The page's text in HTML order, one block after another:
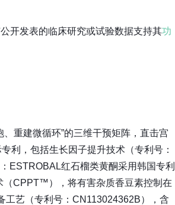
开发表的临床研究或试验数据支持其功
重建微循环”的三维干预矩阵，直击宫
利，包括生长因子提升技术（专利号：
ESTROBAL红石榴类黄酮采用韩国专利
（CPPT™），将有害杂质香豆素控制在
工艺（专利号：CN113024362B），含